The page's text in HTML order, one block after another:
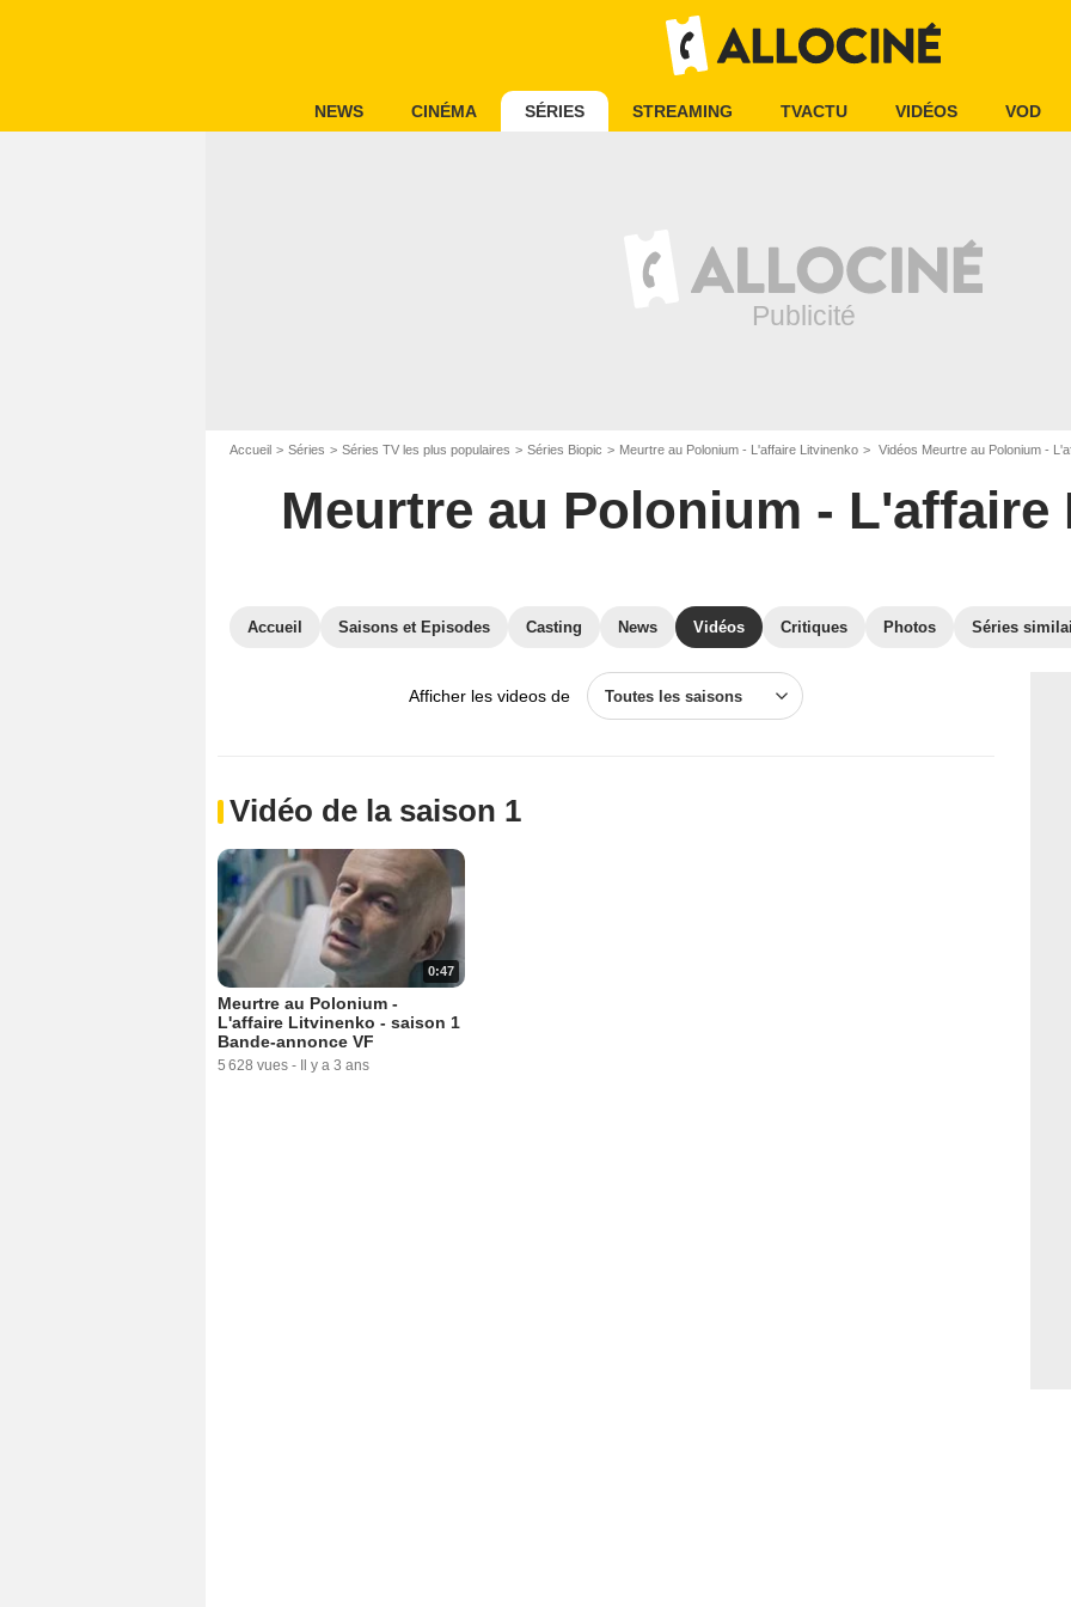
NEWS CINÉMA SÉRIES STREAMING TVACTU VIDÉOS VOD
Accueil Séries Séries TV les plus populaires Séries Biopic Meurtre au Polonium - L'affaire Litvinenko Vidéos Meurtre au Polonium -
Meurtre au Polonium -
Accueil Saisons et Episodes Casting News Vidéos Critiques Photos Séries
Afficher les videos de Toutes les saisons
Vidéo de la saison 1
0:47
Meurtre au Polonium -
L'affaire Litvinenko - saison 1
Bande-annonce VF
5 628 vues - Il y a 3 ans